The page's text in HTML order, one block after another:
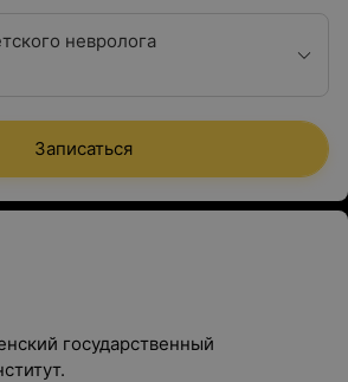
невролога
Записаться
государственный